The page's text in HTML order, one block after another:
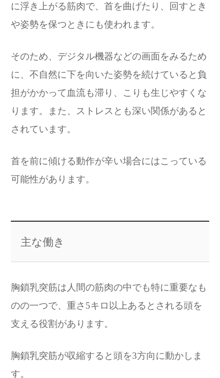
に浮き上がる筋肉で、首を曲げたり、回すとき
や姿勢を保つときにも使われます。
そのため、デジタル機器などの画面をみるため
に、不自然に下を向いた姿勢を続けていると負
担がかかって血流も滞り、こりも生じやすくな
ります。また、ストレスとも深い関係があると
されています。
首を前に傾ける動作が辛い場合にはこっている
可能性があります。
主な働き
胸鎖乳突筋は人間の筋肉の中でも特に重要なも
のの一つで、重さ5キロ以上あるとされる頭を
支える役割があります。
胸鎖乳突筋が収縮すると頭を3方向に動かしま
す。